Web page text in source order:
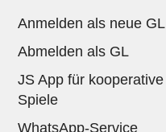
Anmelden als neue GL
Abmelden als GL
JS App für kooperative
Spiele
WhatsApp-Service